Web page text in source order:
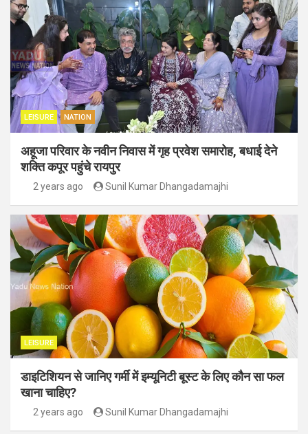
LEISURE NATION
अहूजा परिवार के नवीन निवास में गृह प्रवेश समारोह, बधाई देने
शक्ति कपूर पहुंचे रायपुर
2 years ago Sunil Kumar Dhangadamajhi
LEISURE
डाइटिशियन से जानिए गर्मी में इम्यूनिटी बूस्ट के लिए कौन सा फल
खाना चाहिए?
2 years ago Sunil Kumar Dhangadamajhi